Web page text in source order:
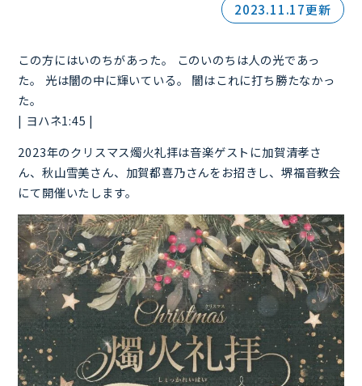
2023.11.17更新
この方にはいのちがあった。 このいのちは人の光であっ
た。 光は闇の中に輝いている。 闇はこれに打ち勝たなかっ
た。
| ヨハネ1:45 |
2023年のクリスマス燭火礼拝は音楽ゲストに加賀清孝さ
ん、秋山雪美さん、加賀都喜乃さんをお招きし、堺福音教会
にて開催いたします。